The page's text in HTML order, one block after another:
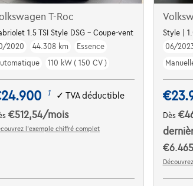
T-Roc
1.5 TSI Style DSG - Coupe-vent
2020
44.308 km
Essence
110 kW ( 150 CV )
1 ✓TVA déductible
€512,54/mois
l’exemple chiffré complet
Style |
06/
Dès